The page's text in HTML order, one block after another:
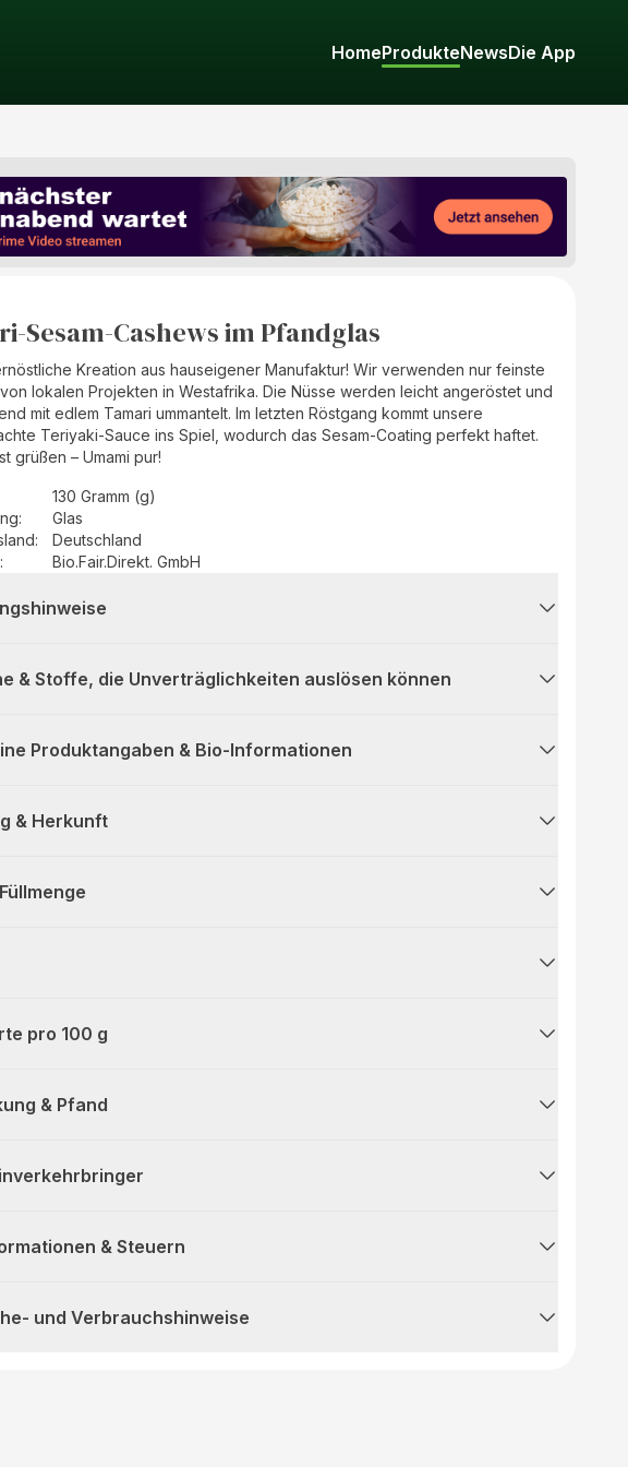
HomeProdukteNewsDie App
Sesam-Cashews im Pfandglas
Kreation aus hauseigener Manufaktur! Wir verwenden nur feinste
lokalen Projekten in Westafrika. Die Nüsse werden leicht angeröstet und
mit edlem Tamari ummantelt. Im letzten Röstgang kommt unsere
Teriyaki-Sauce ins Spiel, wodurch das Sesam-Coating perfekt haftet.
grüßen – Umami pur!
130 Gramm (g)
:
Glas
:
Deutschland
: Bio.Fair.Direkt. GmbH
& Stoffe, die Unverträglichkeiten auslösen können
Produktangaben & Bio-Informationen
& Herkunft
pro 100 g
& Pfand
& Steuern
und Verbrauchshinweise